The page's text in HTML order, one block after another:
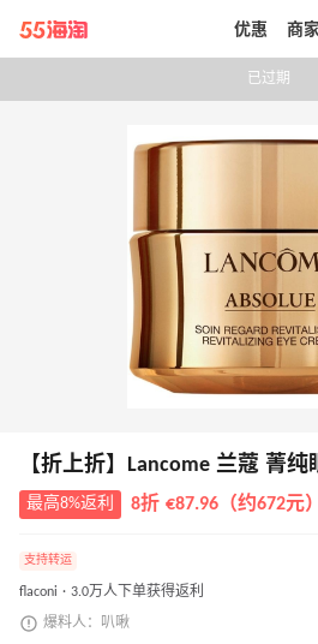
带你去官网买正品
优惠 商
已过期
【折上折】Lancome 兰蔻 菁纯
最高8%返利 8折 €87.96（约672元）
支持转运
flaconi · 3.0万人下单获得返利
爆料人：叭啾